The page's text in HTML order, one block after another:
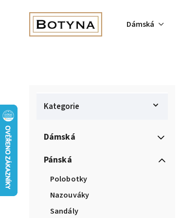
Dámská
Kategorie
Dámská
Pánská
Polobotky
Nazouváky
Sandály